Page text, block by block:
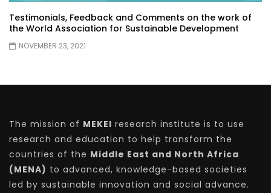
Testimonials, Feedback and Comments on the work of
the World Association for Sustainable Development
NOVEMBER 23, 2021
The mission of MEKEI research institute is to use
research and education to help transform the
countries of the Middle East and North Africa
(MENA) to advanced, knowledge-based societies
led by sustainable innovation and social advance.